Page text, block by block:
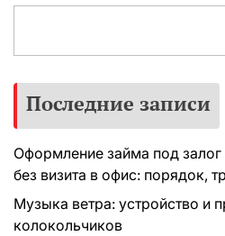
Последние записи
Оформление займа под
без визита в офис: порядок,
Музыка ветра: устройство и
колокольчиков